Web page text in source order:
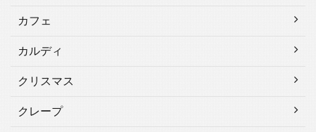
カフェ
カルディ
クリスマス
クレープ